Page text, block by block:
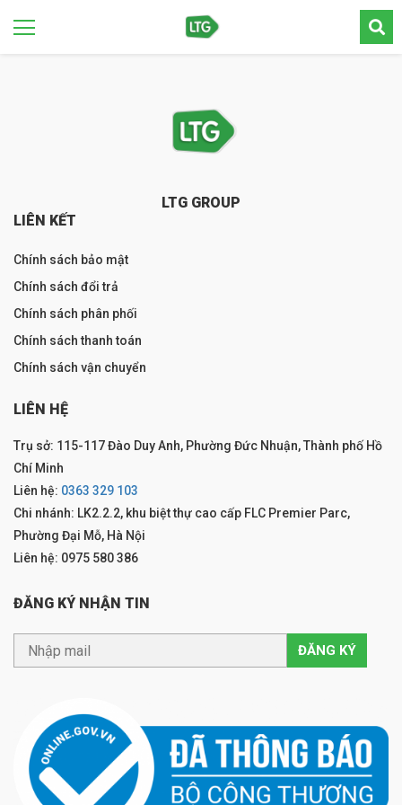
LTG GROUP
LIÊN KẾT
Chính sách bảo mật
Chính sách đổi trả
Chính sách phân phối
Chính sách thanh toán
Chính sách vận chuyển
LIÊN HỆ
Trụ sở: 115-117 Đào Duy Anh, Phường Đức Nhuận, Thành phố Hồ
Chí Minh
Liên hệ: 0363 329 103
Chi nhánh: LK2.2.2, khu biệt thự cao cấp FLC Premier Parc,
Phường Đại Mỗ, Hà Nội
Liên hệ: 0975 580 386
ĐĂNG KÝ NHẬN TIN